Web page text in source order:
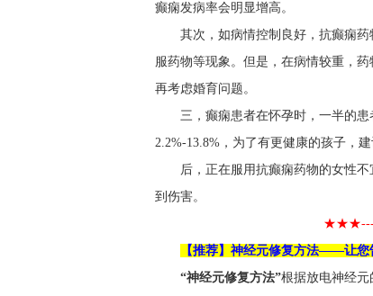
癫痫发病率会明显增高。
其次，如病情控制良好，抗癫痫
服药物等现象。但是，在病情较重，
再考虑婚育问题。
三，癫痫患者在怀孕时，一半的
2.2%-13.8%，为了有更健康的孩子，
后，正在服用抗癫痫药物的女性
到伤害。
★★★----
【推荐】神经元修复方法——让您
“神经元修复方法”根据放电神经